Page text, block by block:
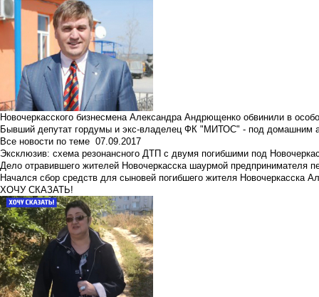
Новочеркасского бизнесмена Александра Андрющенко обвинили в
Бывший депутат гордумы и экс-владелец ФК "МИТОС" - под домашним
Все новости по теме 07.09.2017
Эксклюзив: схема резонансного ДТП с двумя погибшими под
Дело отравившего жителей Новочеркасска шаурмой предпринимателя
Начался сбор средств для сыновей погибшего жителя Новочеркасска
ХОЧУ СКАЗАТЬ!